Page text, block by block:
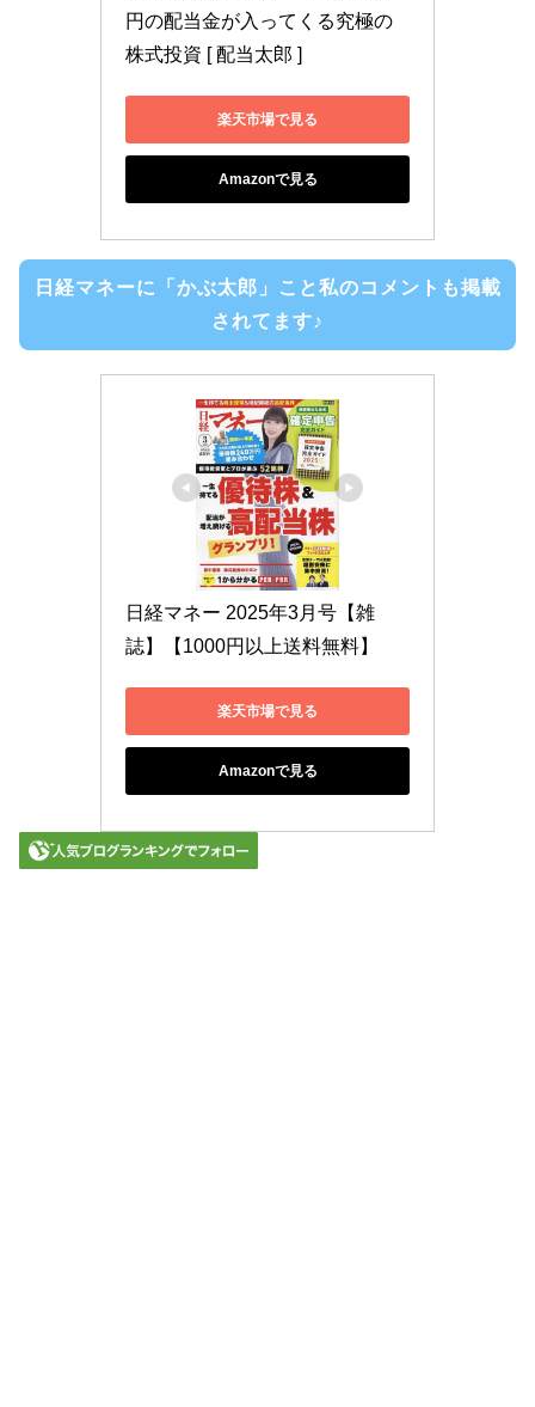
円の配当金が入ってくる究極の
株式投資 [ 配当太郎 ]
楽天市場で見る
Amazonで見る
日経マネーに「かぶ太郎」こと私のコメントも掲載
されてます♪
日経マネー 2025年3月号【雑
誌】【1000円以上送料無料】
楽天市場で見る
Amazonで見る